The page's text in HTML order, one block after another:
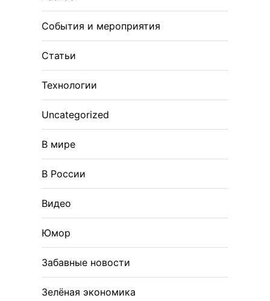
События и мероприятия
Статьи
Технологии
Uncategorized
В мире
В России
Видео
Юмор
Забавные новости
Зелёная экономика